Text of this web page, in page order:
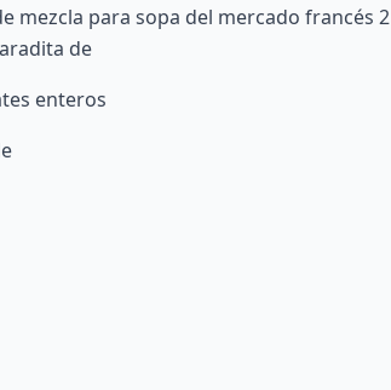
mezcla para sopa del mercado francés 2
de
enteros